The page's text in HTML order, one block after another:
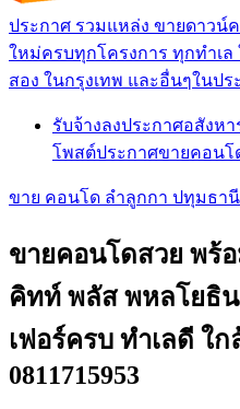
ประกาศ รวมแหล่ง ขายดาวน์
ใหม่ครบทุกโครงการ ทุกทำเ
สอง ในกรุงเทพ และอื่นๆในป
รับจ้างลงประกาศอสังห
โพสต์ประกาศขายคอนโ
ขาย คอนโด ลำลูกกา ปทุมธานี
ขายคอนโดสวย พร้อ
คิทท์ พลัส พหลโยธิ
เฟอร์ครบ ทำเลดี ใ
0811715953